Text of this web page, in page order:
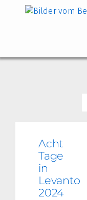
Acht
Tage
in
Levanto
2024